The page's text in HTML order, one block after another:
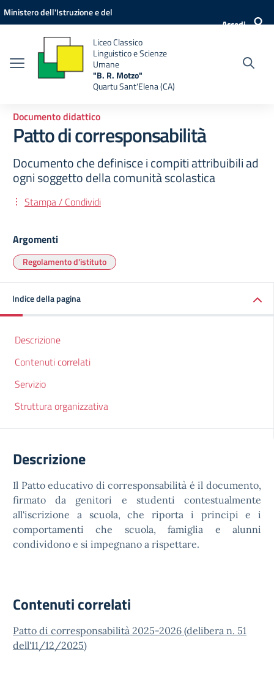
Vai ai contenuti
Vai al menu di navigazione
Vai al footer
Ministero dell'Istruzione e del
Accedi
Liceo Classico
Linguistico e Scienze
Umane
"B. R. Motzo"
Quartu Sant'Elena (CA)
Documento didattico
Patto di corresponsabilità
Documento che definisce i compiti attribuibili ad
ogni soggetto della comunità scolastica
Stampa / Condividi
Argomenti
Regolamento d'istituto
Indice della pagina
Descrizione
Contenuti correlati
Servizio
Struttura organizzativa
Descrizione
Il Patto educativo di corresponsabilità é il documento,
firmato da genitori e studenti contestualmente
all'iscrizione a scuola, che riporta i principi e i
comportamenti che scuola, famiglia e alunni
condividono e si impegnano a rispettare.
Contenuti correlati
Patto di corresponsabilità 2025-2026 (delibera n. 51
dell'11/12/2025)